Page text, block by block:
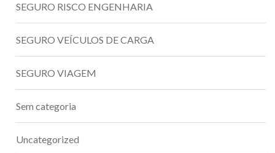
SEGURO RISCO ENGENHARIA
SEGURO VEÍCULOS DE CARGA
SEGURO VIAGEM
Sem categoria
Uncategorized